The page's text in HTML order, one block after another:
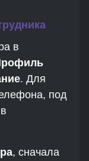
в
. Для
под
, сначала